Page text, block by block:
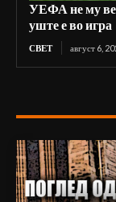
УЕФА не му
уште е во игра
СВЕТ август 6,